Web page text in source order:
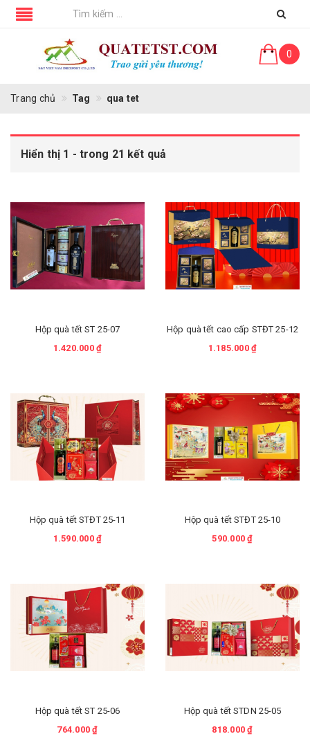
0
Trang chủ Tag qua tet
Hiển thị 1 - trong 21 kết quả
Hộp quà tết ST 25-07
1.420.000 ₫
Hộp quà tết cao cấp STĐT 25-12
1.185.000 ₫
Hộp quà tết STĐT 25-11
1.590.000 ₫
Hộp quà tết STĐT 25-10
590.000 ₫
Hộp quà tết ST 25-06
764.000 ₫
Hộp quà tết STDN 25-05
818.000 ₫